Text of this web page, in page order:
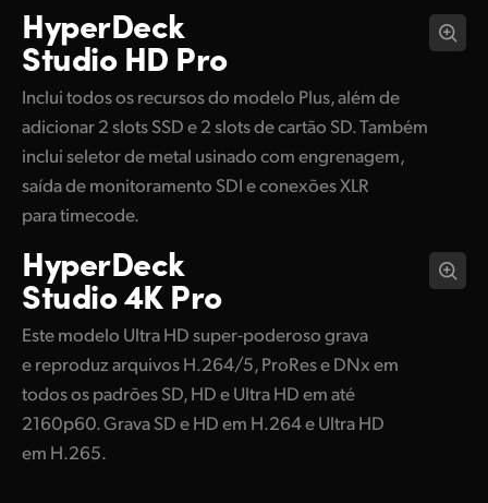
HyperDeck
Studio HD Pro
Inclui todos os recursos do modelo Plus, além de
adicionar 2 slots SSD e 2 slots de cartão SD. Também
inclui seletor de metal usinado com engrenagem,
saída de monitoramento SDI e conexões XLR
para timecode.
HyperDeck
Studio 4K Pro
Este modelo Ultra HD super-poderoso grava
e reproduz arquivos H.264/5, ProRes e DNx em
todos os padrões SD, HD e Ultra HD em até
2160p60. Grava SD e HD em H.264 e Ultra HD
em H.265.